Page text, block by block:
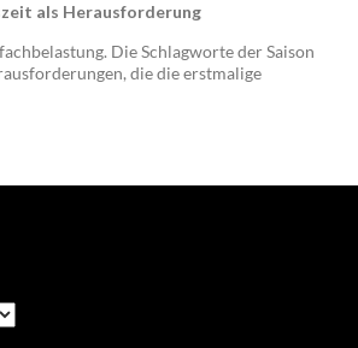
als Herausforderung
Die Schlagworte der Saison
die die erstmalige